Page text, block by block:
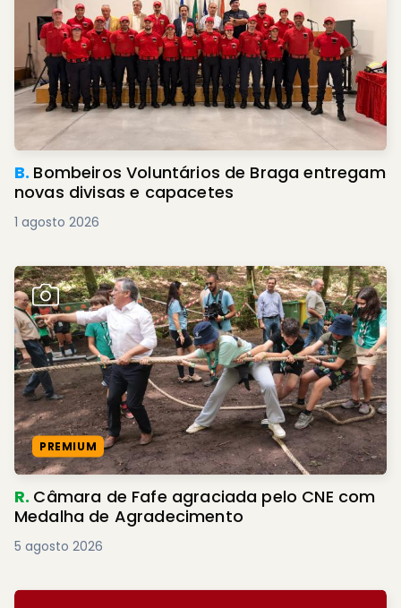
B. Bombeiros Voluntários de Braga entregam
novas divisas e capacetes
1 agosto 2026
PREMIUM
R. Câmara de Fafe agraciada pelo CNE com
Medalha de Agradecimento
5 agosto 2026